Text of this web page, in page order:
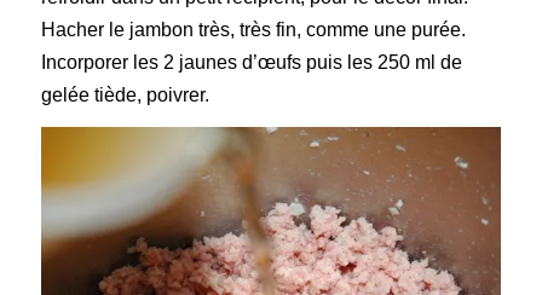
Hacher le jambon très, très fin, comme une purée.
Incorporer les 2 jaunes d’œufs puis les 250 ml de
gelée tiède, poivrer.